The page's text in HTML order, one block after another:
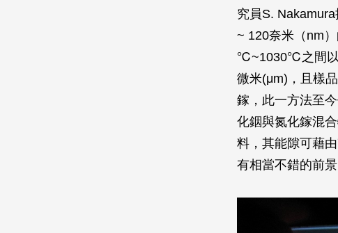
究員S.
~ 120奈米（nm
℃~1030℃之間以
微米(μm)，且樣
鎵，此一方法至
化銦與氮化鎵混
料，其能隙可藉
有相當不錯的前景